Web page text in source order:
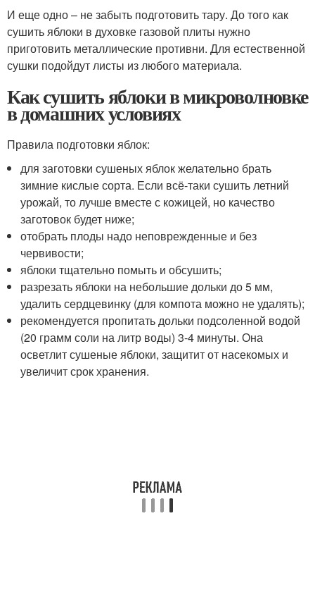
И еще одно – не забыть подготовить тару. До того как
сушить яблоки в духовке газовой плиты нужно
приготовить металлические противни. Для естественной
сушки подойдут листы из любого материала.
Как сушить яблоки в микроволновке
в домашних условиях
Правила подготовки яблок:
для заготовки сушеных яблок желательно брать
зимние кислые сорта. Если всё-таки сушить летний
урожай, то лучше вместе с кожицей, но качество
заготовок будет ниже;
отобрать плоды надо неповрежденные и без
червивости;
яблоки тщательно помыть и обсушить;
разрезать яблоки на небольшие дольки до 5 мм,
удалить сердцевинку (для компота можно не удалять);
рекомендуется пропитать дольки подсоленной водой
(20 грамм соли на литр воды) 3-4 минуты. Она
осветлит сушеные яблоки, защитит от насекомых и
увеличит срок хранения.